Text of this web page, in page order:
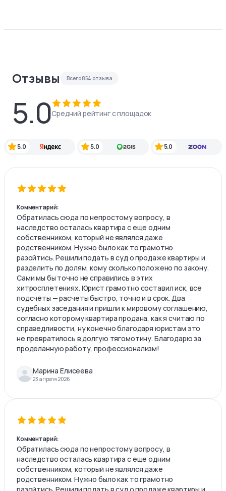
Отзывы Всего854 отзыва
5.0Средний рейтинг с площадок
5.0 5.0 5.0
Комментарий:
Обратилась сюда по непростому вопросу, в
наследство осталась квартира с еще одним
собственником, который не являлся даже
родственником. Нужно было как то грамотно
разойтись. Решили подать в суд о продаже квартиры и
разделить по долям, кому сколько положено по закону.
Сами мы бы точно не справились в этих
хитросплетениях. Юрист грамотно составил иск, все
подсчёты — расчеты быстро, точно и в срок. Два
судебных заседания и пришли к мировому соглашению,
согласно которому квартира продана, как я считаю по
справедливости, ну конечно благодаря юристам это
не превратилось в долгую тягомотину. Благодарю за
проделанную работу, профессионализм!
Марина Елисеева
23 апреля 2026
Комментарий:
Обратилась сюда по непростому вопросу, в
наследство осталась квартира с еще одним
собственником, который не являлся даже
родственником. Нужно было как то грамотно